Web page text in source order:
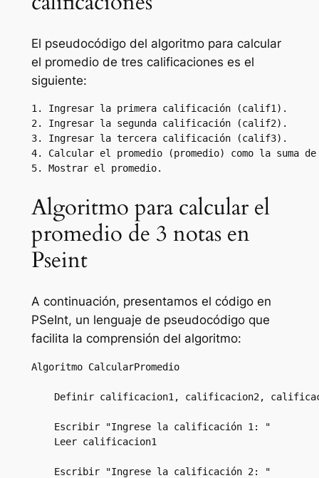
El pseudocódigo del algoritmo para calcular
el promedio de tres calificaciones es el
siguiente:
1. Ingresar la primera calificación (calif1).
2. Ingresar la segunda calificación (calif2).
3. Ingresar la tercera calificación (calif3).
4. Calcular el promedio (promedio) como la
Algoritmo para calcular el
promedio de 3 notas en
Pseint
A continuación, presentamos el código en
PSeInt, un lenguaje de pseudocódigo que
facilita la comprensión del algoritmo:
Algoritmo CalcularPromedio
Definir calificacion1, calificacion2,
    Escribir "Ingrese la calificación 1: "
    Leer calificacion1
    Escribir "Ingrese la calificación 2: "